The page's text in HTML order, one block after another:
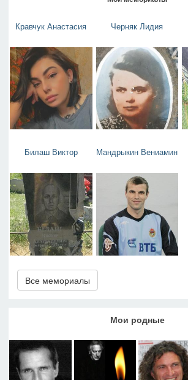
Кравчук Анастасия Черняк Лидия
Билаш Виктор Мандрыкин Вениамин
Все мемориалы
Мои родные